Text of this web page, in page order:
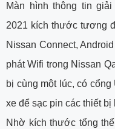
Màn hình thông tin
2021 kích thước tương
Nissan Connect,
phát Wifi trong Nissan
bị cùng một lúc, có
xe để sạc pin các thiết bị
Nhờ kích thước tổng